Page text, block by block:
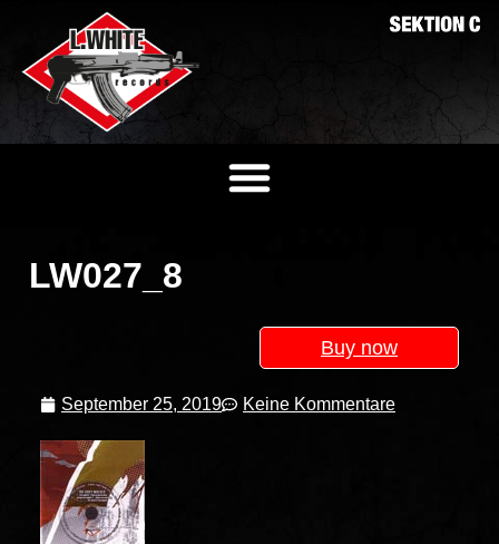
LW027_8
Buy now
September 25, 2019 Keine Kommentare